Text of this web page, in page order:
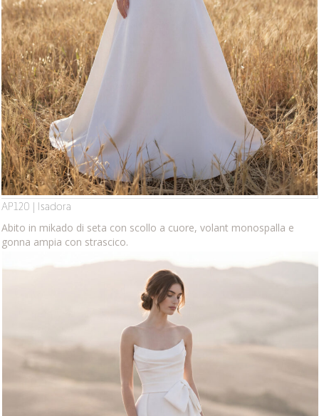
AP120 | Isadora
Abito in mikado di seta con scollo a cuore, volant monospalla e
gonna ampia con strascico.